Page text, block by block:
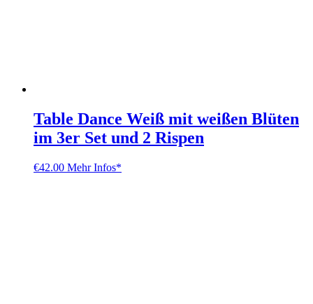
Table Dance Weiß mit weißen Blüten
im 3er Set und 2 Rispen
€42.00 Mehr Infos*